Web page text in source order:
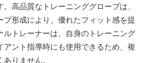
高品質なトレーニンググローブは、
ブ形成により、優れたフィット感を提
ルトレーナーは、自身のトレーニング
アント指導時にも使用できるため、複
りません。